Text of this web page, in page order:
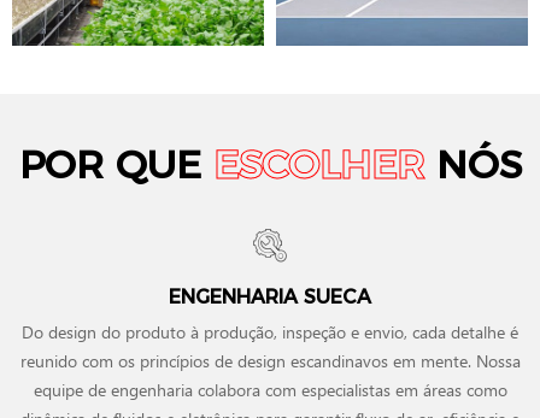
POR QUE ESCOLHER NÓS
ENGENHARIA SUECA
Do design do produto à produção, inspeção e envio, cada detalhe é
reunido com os princípios de design escandinavos em mente. Nossa
equipe de engenharia colabora com especialistas em áreas como